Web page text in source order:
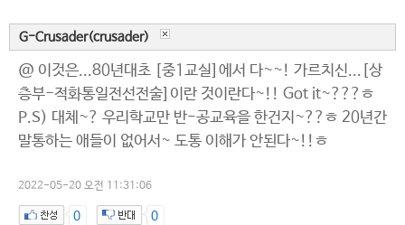
G-Crusader(crusader)
@ 이것은...80년대초 [중1교실]에서 다~~! 가르치신...[상
층부-적화통일전선전술]이란 것이란다~!! Got it~???ㅎ
P.S) 대체~? 우리학교만 반-공교육을 한건지~??ㅎ 20년간
말통하는 애들이 없어서~ 도통 이해가 안된다~!!ㅎ
2022-05-20 오전 11:31:06
0 0